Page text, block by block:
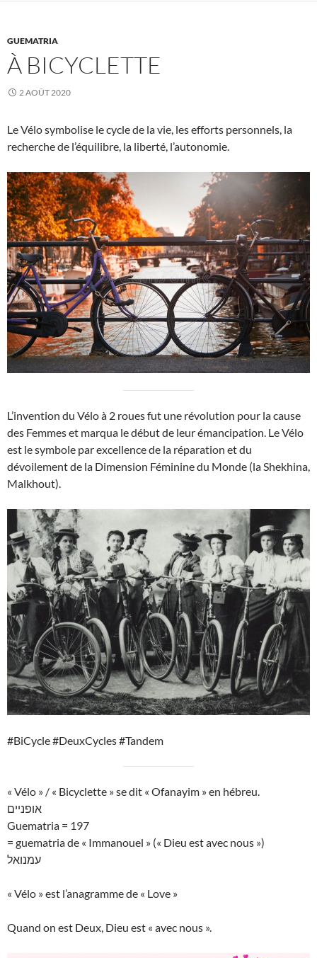
GUEMATRIA
À BICYCLETTE
2 AOÛT 2020
Le Vélo symbolise le cycle de la vie, les efforts personnels, la
recherche de l’équilibre, la liberté, l’autonomie.
L’invention du Vélo à 2 roues fut une révolution pour la cause
des Femmes et marqua le début de leur émancipation. Le Vélo
est le symbole par excellence de la réparation et du
dévoilement de la Dimension Féminine du Monde (la Shekhina,
Malkhout).
#BiCycle #DeuxCycles #Tandem
« Vélo » / « Bicyclette » se dit « Ofanayim » en hébreu.
אופניים
Guematria = 197
= guematria de « Immanouel » (« Dieu est avec nous »)
עמנואל
« Vélo » est l’anagramme de « Love »
Quand on est Deux, Dieu est « avec nous ».